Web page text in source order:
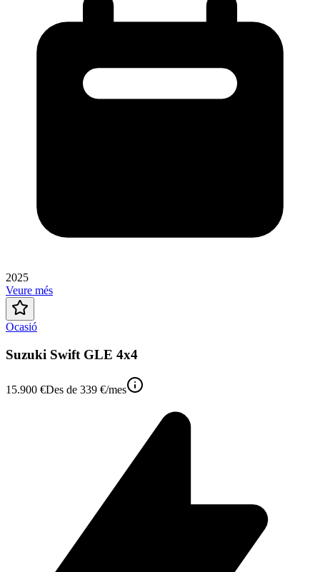
2025
Veure més
Ocasió
Suzuki Swift GLE 4x4
15.900 €Des de 339 €/mes